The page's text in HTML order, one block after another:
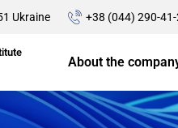
Ukraine +38 (044) 290-
About the